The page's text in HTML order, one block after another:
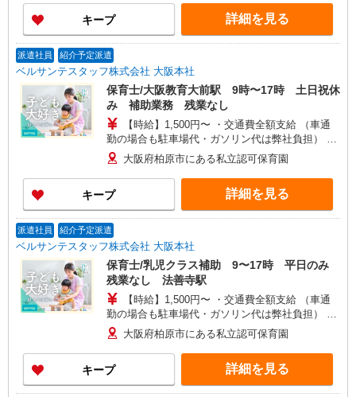
生した場合、1分単位で全額支給
キープ 詳細を見る
派遣社員 紹介予定派遣
ベルサンテスタッフ株式会社 大阪本社
保育士/大阪教育大前駅 9時〜17時 土日祝休
み 補助業務 残業なし
【時給】1,500円〜 ・交通費全額支給 （車通
勤の場合も駐車場代・ガソリン代は弊社負担） ・
各種保険完備 ・昇給あり
大阪府柏原市にある私立認可保育園
キープ 詳細を見る
派遣社員 紹介予定派遣
ベルサンテスタッフ株式会社 大阪本社
保育士/乳児クラス補助 9〜17時 平日のみ
残業なし 法善寺駅
【時給】1,500円〜 ・交通費全額支給 （車通
勤の場合も駐車場代・ガソリン代は弊社負担） ・
各種保険完備 ・昇給あり
大阪府柏原市にある私立認可保育園
キープ 詳細を見る